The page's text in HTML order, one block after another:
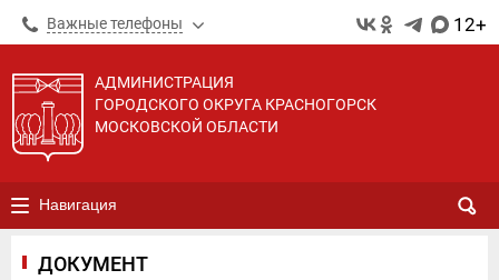
Важные телефоны 12+
АДМИНИСТРАЦИЯ
ГОРОДСКОГО ОКРУГА КРАСНОГОРСК
МОСКОВСКОЙ ОБЛАСТИ
Навигация
ДОКУМЕНТ